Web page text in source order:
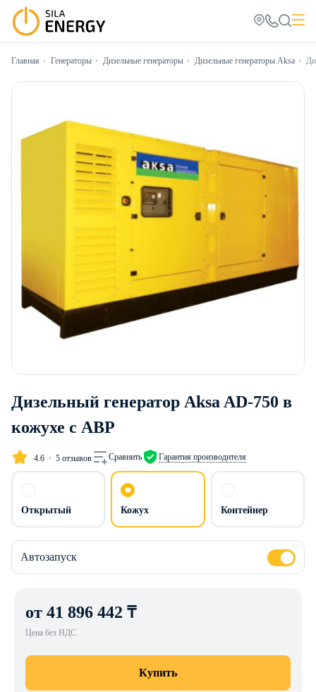
Главная Генераторы Дизельные генераторы Дизельные генераторы Aksa
Дизельный генератор Aksa AD-750 в
кожухе с АВР
4.6 5 отзывов Сравнить Гарантия производителя
Открытый Кожух Контейнер
Автозапуск
от 41 896 442 ₸
Цена без НДС
Купить